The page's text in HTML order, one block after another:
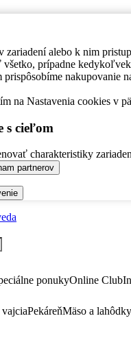
alebo k nim
prípadne
nakupovanie
na Nastavenia cookies v
s cieľom
charakteristiky
partnerov
ponukyOnline Club
PekáreňMäso a lahôdky